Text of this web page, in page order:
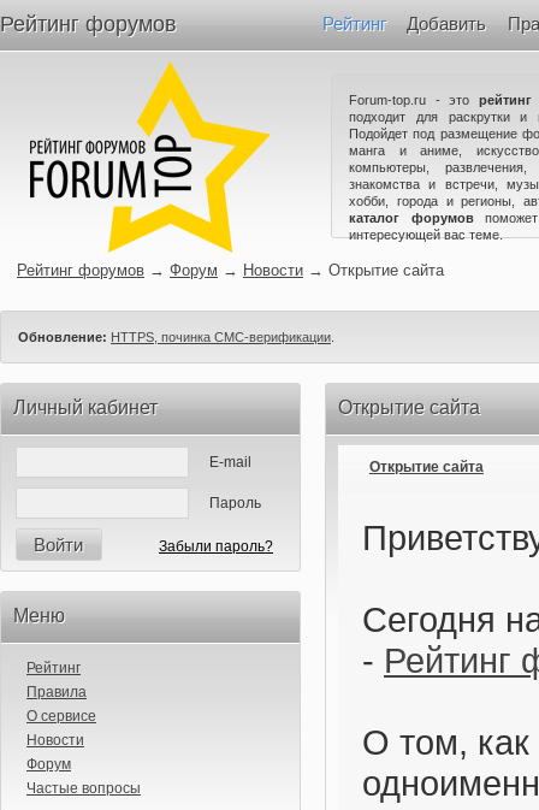
Рейтинг форумов Рейтинг Добавить
Forum-top.ru - это
подходит для раскрутки и
Подойдет под размещение
манга и аниме,
компьютеры,
знакомства и встречи,
хобби, города и регионы,
каталог форумов
интересующей вас теме.
Рейтинг форумов → Форум → Новости → Открытие сайта
Обновление: HTTPS, починка СМС-верификации
Личный кабинет
E-mail
Пароль
Войти Забыли пароль?
Меню
Рейтинг
Правила
О сервисе
Новости
Форум
Частые вопросы
Открытие сайта
Открытие сайта
Сегодня
- Рейтинг
О том, как